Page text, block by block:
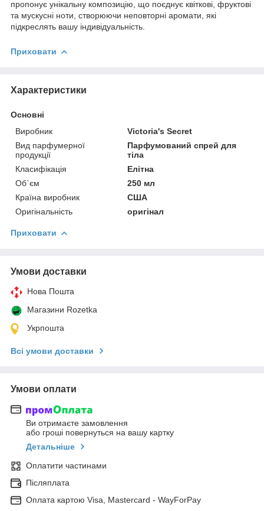
пропонує унікальну композицію, що поєднує квіткові, фруктові
та мускусні ноти, створюючи неповторні аромати, які
підкреслять вашу індивідуальність.
Приховати
Характеристики
Основні
Виробник
Victoria's Secret
Вид парфумерної
продукції
Парфумований спрей для
тіла
Класифікація
Елітна
Об`єм
250 мл
Країна виробник
США
Оригінальність
оригінал
Приховати
Умови доставки
Нова Пошта
Магазини Rozetka
Укрпошта
Всі умови доставки
Умови оплати
Ви отримаєте замовлення
або гроші повернуться на вашу картку
Детальніше
Оплатити частинами
Післяплата
Оплата картою Visa, Mastercard - WayForPay